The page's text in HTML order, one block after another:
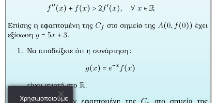
Χρησιμοποιούμε